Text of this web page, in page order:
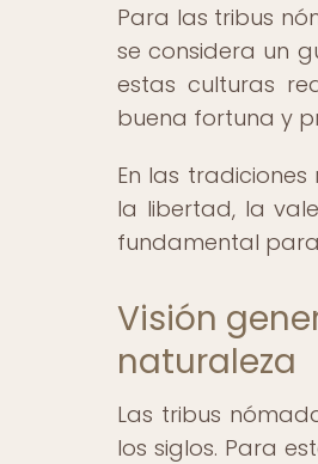
Para las tribus
se considera un
estas culturas
buena fortuna y
En las
la libertad, la
fundamental
Visión
naturaleza
Las tribus
los siglos. Para